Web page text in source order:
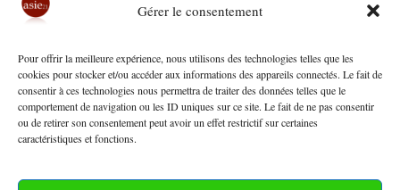
Gérer le consentement
Pour offrir la meilleure expérience, nous utilisons des technologies telles que les
cookies pour stocker et/ou accéder aux informations des appareils connectés. Le fait de
consentir à ces technologies nous permettra de traiter des données telles que le
comportement de navigation ou les ID uniques sur ce site. Le fait de ne pas consentir
ou de retirer son consentement peut avoir un effet restrictif sur certaines
caractéristiques et fonctions.
Finaldées EURL
Siège social : 13 avenue Boudon, 75016, Paris
Nous contacter